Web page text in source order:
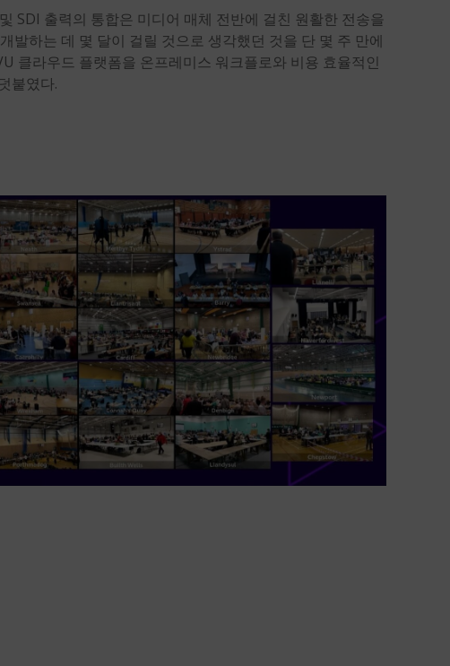
SDI 출력의 통합은 미디어 매체 전반에 걸친 원활한 전송을
발하는 데 몇 달이 걸릴 것으로 생각했던 것을 단 몇 주 만에
클라우드 플랫폼을 온프레미스 워크플로와 비용 효율적인
붙였다.